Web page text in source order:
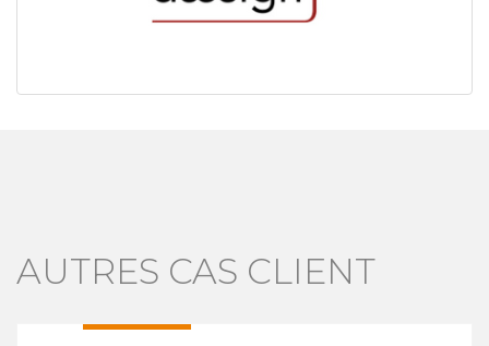
AUTRES CAS CLIENT